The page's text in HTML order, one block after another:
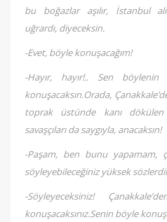
bu boğazlar aşılır, İstanbul
uğrardı, diyeceksin.
-Evet, böyle konuşacağım!
-Hayır, hayır!.. Sen
konuşacaksın.Orada,
toprak üstünde kanı
savaşçıları da saygıyla, anacaksın!
-Paşam, ben bunu yapamam,
söyleyebileceğiniz yüksek
-Söyleyeceksiniz!
konuşacaksınız.Senin böyle